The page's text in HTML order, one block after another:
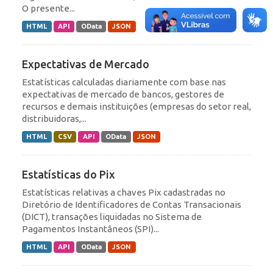
O presente...
HTML API OData JSON
Expectativas de Mercado
Estatísticas calculadas diariamente com base nas
expectativas de mercado de bancos, gestores de
recursos e demais instituições (empresas do setor real,
distribuidoras,...
HTML CSV API OData JSON
Estatísticas do Pix
Estatísticas relativas a chaves Pix cadastradas no
Diretório de Identificadores de Contas Transacionais
(DICT), transações liquidadas no Sistema de
Pagamentos Instantâneos (SPI)...
HTML API OData JSON